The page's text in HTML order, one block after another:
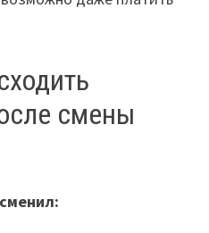
смены